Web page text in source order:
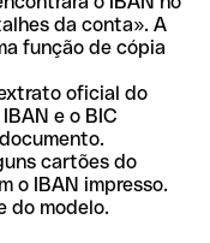
da conta». A
função de cópia
oficial do
e o BIC
cartões do
o IBAN impresso.
do modelo.